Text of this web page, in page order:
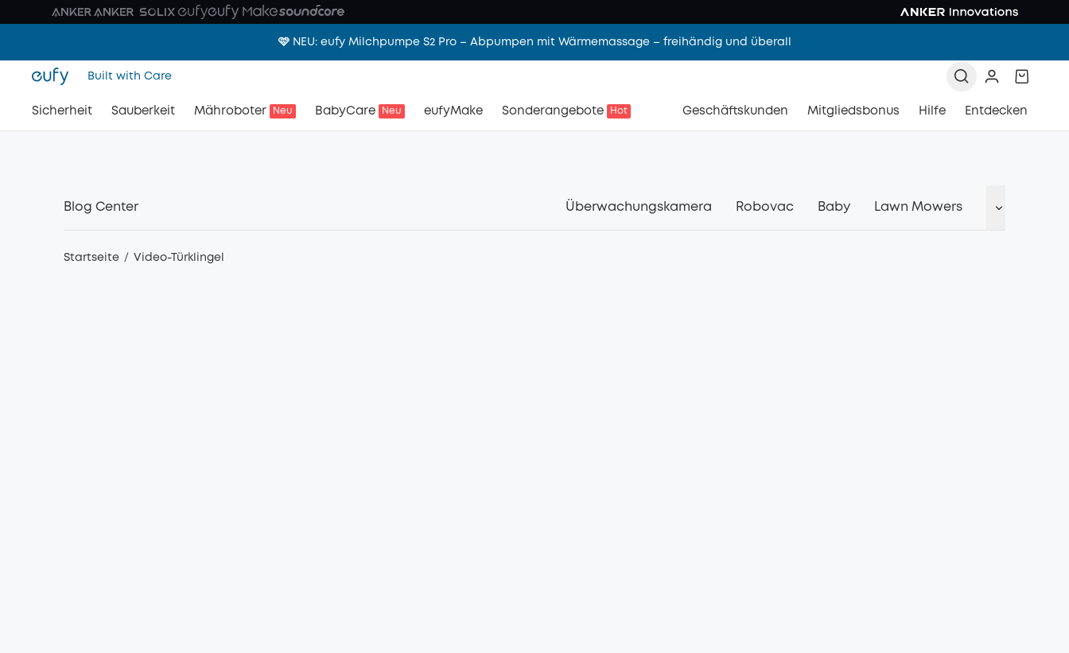
🩷 NEU: eufy Milchpumpe S2 Pro – Abpumpen mit Wärmemassage – freihändig und überall
Built with Care
Sicherheit Sauberkeit Mähroboter Neu BabyCare Neu eufyMake Sonderangebote Hot Geschäftskunden Mitgliedsbonus Hilfe Entdecken
Blog Center Überwachungskamera Robovac Baby Lawn Mowers
Startseite / Video-Türklingel